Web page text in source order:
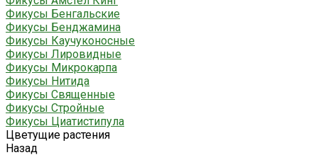
Фикусы Бенгальские
Фикусы Бенджамина
Фикусы Каучуконосные
Фикусы Лировидные
Фикусы Микрокарпа
Фикусы Нитида
Фикусы Священные
Фикусы Стройные
Фикусы Циатистипула
Цветущие растения
Назад